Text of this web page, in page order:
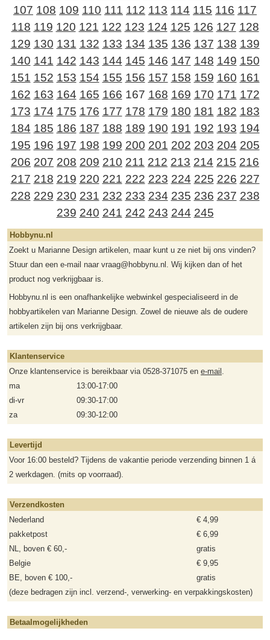
107 108 109 110 111 112 113 114 115 116 117
118 119 120 121 122 123 124 125 126 127 128
129 130 131 132 133 134 135 136 137 138 139
140 141 142 143 144 145 146 147 148 149 150
151 152 153 154 155 156 157 158 159 160 161
162 163 164 165 166 167 168 169 170 171 172
173 174 175 176 177 178 179 180 181 182 183
184 185 186 187 188 189 190 191 192 193 194
195 196 197 198 199 200 201 202 203 204 205
206 207 208 209 210 211 212 213 214 215 216
217 218 219 220 221 222 223 224 225 226 227
228 229 230 231 232 233 234 235 236 237 238
239 240 241 242 243 244 245
Hobbynu.nl
Zoekt u Marianne Design artikelen, maar kunt u ze niet bij ons vinden?
Stuur dan een e-mail naar vraag@hobbynu.nl. Wij kijken dan of het
product nog verkrijgbaar is.
Hobbynu.nl is een onafhankelijke webwinkel gespecialiseerd in de
hobbyartikelen van Marianne Design. Zowel de nieuwe als de oudere
artikelen zijn bij ons verkrijgbaar.
Klantenservice
Onze klantenservice is bereikbaar via 0528-371075 en e-mail .
ma
13:00-17:00
di-vr
09:30-17:00
za
09:30-12:00
Levertijd
Voor 16:00 besteld? Tijdens de vakantie periode verzending binnen 1 á
2 werkdagen. (mits op voorraad).
Verzendkosten
Nederland
€ 4,99
pakketpost
€ 6,99
NL, boven € 60,-
gratis
Belgie
€ 9,95
BE, boven € 100,-
gratis
(deze bedragen zijn incl. verzend-, verwerking- en verpakkingskosten)
Betaalmogelijkheden